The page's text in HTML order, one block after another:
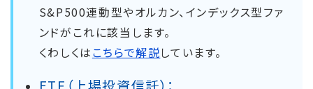
S&P500連動型やオルカン、インデックス型ファ
ンドがこれに該当します。
くわしくはこちらで解説しています。